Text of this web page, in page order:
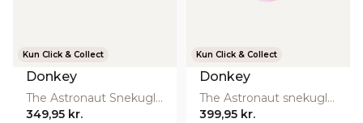
Kun Click & Collect
Donkey
The Astronaut Snekugle, Lille - Pink
349,95 kr.
Kun Click & Collect
Donkey
The Astronaut snekugle, Medium - Pink
399,95 kr.